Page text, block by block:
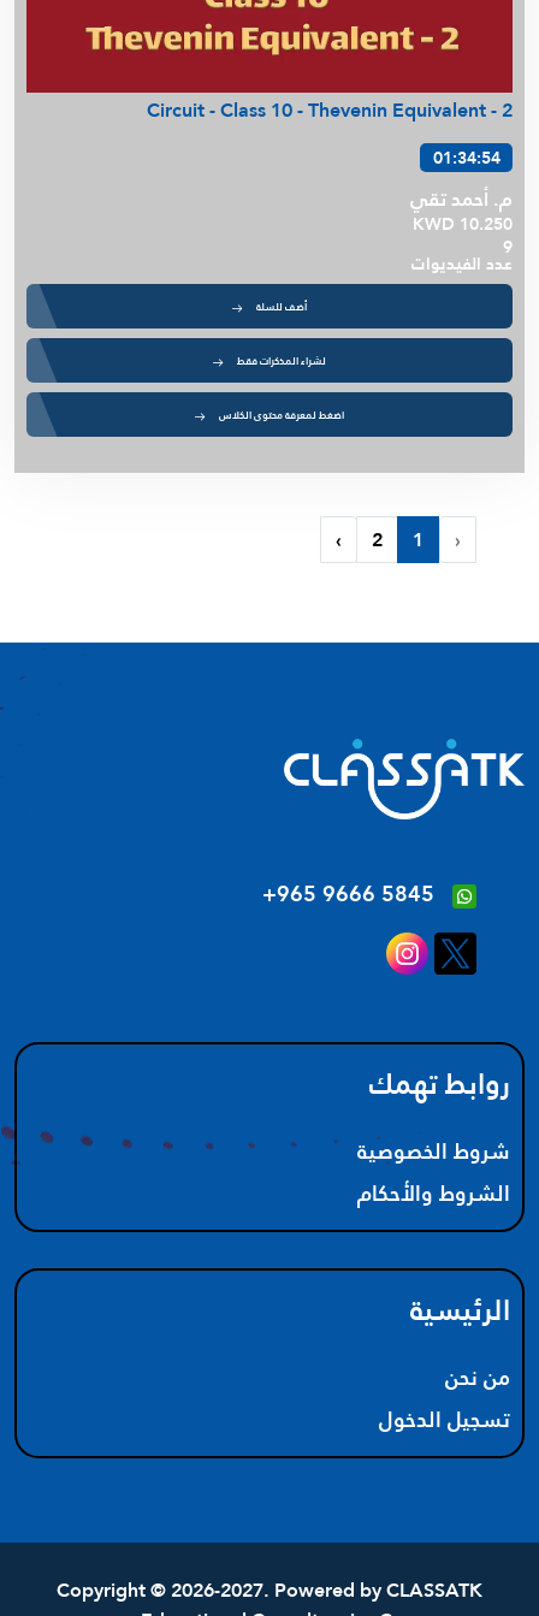
Circuit - Class 10 - Thevenin Equivalent - 2
01:34:54
م. أحمد تقي
KWD 10.250
9
عدد الفيديوات
أضف للسلة
لشراء المذكرات فقط
اضغط لمعرفة محتوى الكلاس
‹
1
2
›
‪+965 9666 5845‬
روابط تهمك
شروط الخصوصية
الشروط والأحكام
الرئيسية
من نحن
تسجيل الدخول
Copyright © 2026-2027. Powered byCLASSATK